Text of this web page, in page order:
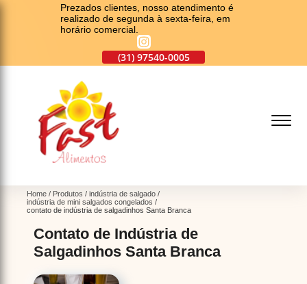
Prezados clientes, nosso atendimento é
realizado de segunda à sexta-feira, em
horário comercial.
(31)97540-0005
Home Produtos
indústria de salgado
indústria de mini salgados congelados
contato de indústria de salgadinhos Santa Branca
Contato de Indústria de
Salgadinhos Santa Branca